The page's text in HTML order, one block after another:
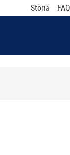
Storia FAQ